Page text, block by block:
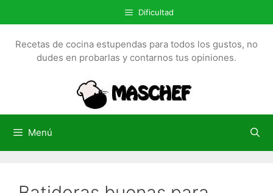
a
l
Dificultad
Recetas de cocina estupendas para todos los gustos, no
dudes en probarlas y contarnos tus opiniones.
Menú